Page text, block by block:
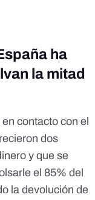
ha
la mitad
contacto con el
dos
y que se
el 85% del
la devolución de